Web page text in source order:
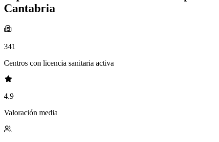
Cantabria
341
Centros con licencia sanitaria activa
4.9
Valoración media